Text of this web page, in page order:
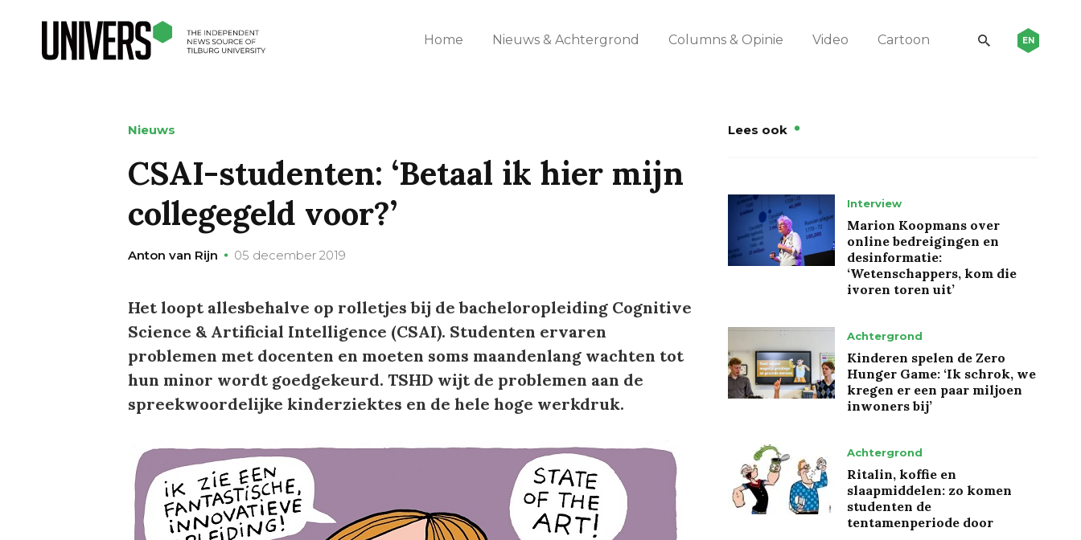
Home Nieuws & Achtergrond Columns & Opinie Video Cartoon EN
Nieuws
CSAI-studenten: ‘Betaal ik hier mijn
collegegeld voor?’
Anton van Rijn 05 december 2019
Het loopt allesbehalve op rolletjes bij de bacheloropleiding Cognitive
Science & Artificial Intelligence (CSAI). Studenten ervaren
problemen met docenten en moeten soms maandenlang wachten tot
hun minor wordt goedgekeurd. TSHD wijt de problemen aan de
spreekwoordelijke kinderziektes en de hele hoge werkdruk.
Lees ook
Interview
Marion Koopmans over
online bedreigingen en
desinformatie:
‘Wetenschappers, kom die
ivoren toren uit’
Achtergrond
Kinderen spelen de Zero
Hunger Game: ‘Ik schrok, we
kregen er een paar miljoen
inwoners bij’
Achtergrond
Ritalin, koffie en
slaapmiddelen: zo komen
studenten de
tentamenperiode door